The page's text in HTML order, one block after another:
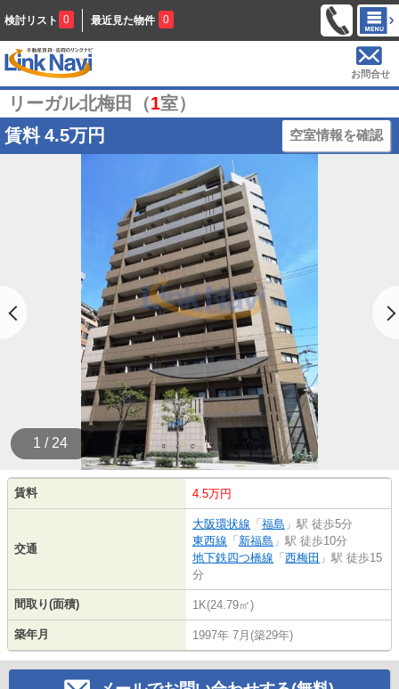
検討リスト 0 最近見た物件 0
お問合せ
リーガル北梅田（1室）
賃料 4.5万円 空室情報を確認
1 / 24
賃料 4.5万円
交通
大阪環状線 「 福島 」駅 徒歩5分
東西線 「 新福島 」駅 徒歩10分
地下鉄四つ橋線 「 西梅田 」駅 徒歩15
分
間取り(面積) 1K(24.79㎡)
築年月 1997年 7月(築29年)